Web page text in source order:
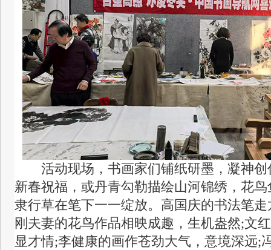
活动现场，书画家们铺纸研墨，凝神创
新春祝福，或丹青勾勒描绘山河锦绣，花
隶行草在笔下一一绽放。高国庆的书法笔
刚夫妻的花鸟作品相映成趣，生机盎然;文
显才情;李健康的画作苍劲大气，意境深远;